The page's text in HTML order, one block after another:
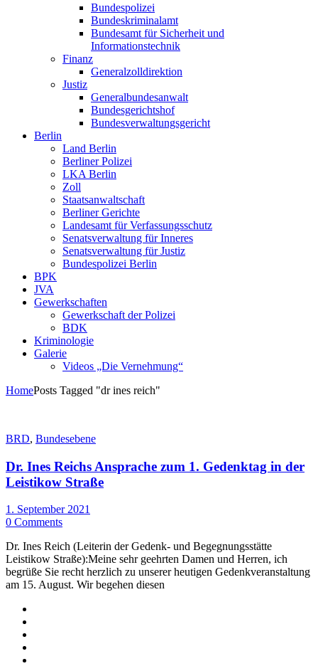
Bundespolizei
Bundeskriminalamt
Bundesamt für Sicherheit und
Informationstechnik
Finanz
Generalzolldirektion
Justiz
Generalbundesanwalt
Bundesgerichtshof
Bundesverwaltungsgericht
Berlin
Land Berlin
Berliner Polizei
LKA Berlin
Zoll
Staatsanwaltschaft
Berliner Gerichte
Landesamt für Verfassungsschutz
Senatsverwaltung für Inneres
Senatsverwaltung für Justiz
Bundespolizei Berlin
BPK
JVA
Gewerkschaften
Gewerkschaft der Polizei
BDK
Kriminologie
Galerie
Videos „Die Vernehmung“
HomePosts Tagged "dr ines reich"
BRD, Bundesebene
Dr. Ines Reichs Ansprache zum 1. Gedenktag in der
Leistikow Straße
1. September 2021
0 Comments
Dr. Ines Reich (Leiterin der Gedenk- und Begegnungsstätte
Leistikow Straße):Meine sehr geehrten Damen und Herren, ich
begrüße Sie recht herzlich zu unserer heutigen Gedenkveranstaltung
am 15. August. Wir begehen diesen